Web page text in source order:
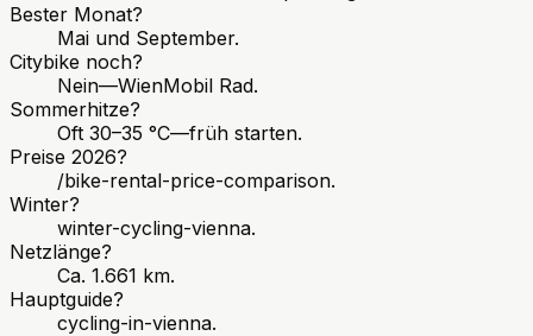
Bester Monat?
Mai und September.
Citybike noch?
Nein—WienMobil Rad.
Sommerhitze?
Oft 30–35 °C—früh starten.
Preise 2026?
/bike-rental-price-comparison.
Winter?
winter-cycling-vienna.
Netzlänge?
Ca. 1.661 km.
Hauptguide?
cycling-in-vienna.